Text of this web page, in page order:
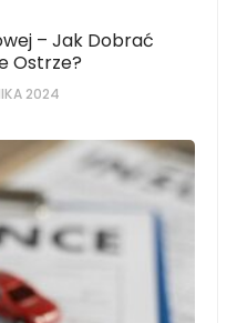
– Jak Dobrać
Ostrze?
2024